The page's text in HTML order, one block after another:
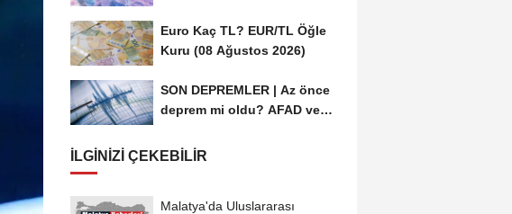
Euro Kaç TL? EUR/TL Öğle
Kuru (08 Ağustos 2026)
SON DEPREMLER | Az önce
deprem mi oldu? AFAD ve
İLGINIZI ÇEKEBILIR
Malatya'da Uluslararası